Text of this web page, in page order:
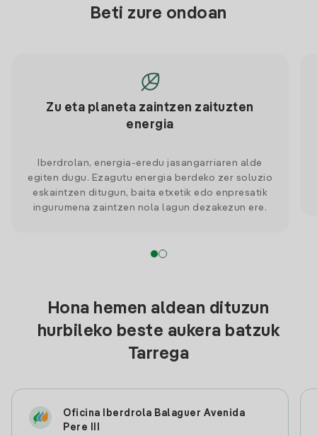
Beti zure ondoan
Zu eta planeta zaintzen zaituzten
energia
Iberdrolan, energia-eredu jasangarriaren alde
egiten dugu. Ezagutu energia berdeko zer soluzio
eskaintzen ditugun, baita etxetik edo enpresatik
ingurumena zaintzen nola lagun dezakezun ere.
Hona hemen aldean dituzun
hurbileko beste aukera batzuk
Tarrega
Oficina Iberdrola Balaguer Avenida
Pere III